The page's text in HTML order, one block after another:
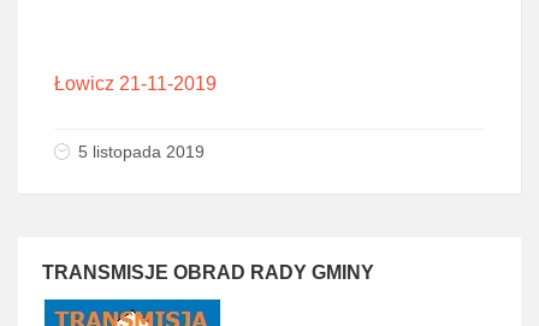
Łowicz 21-11-2019
5 listopada 2019
TRANSMISJE OBRAD RADY GMINY